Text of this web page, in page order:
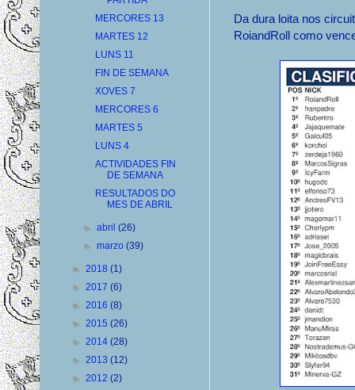
Da dura loita nos
RoiandRoll como
MERCORES 13
MARTES 12
LUNS 11
FIN DE SEMANA
XOVES 7
MERCORES 6
MARTES 5
LUNS 4
ACTIVIDADES FIN
DE SEMANA
RESULTADOS DO
MES DE ABRIL
►abril(26)
►marzo(39)
► 2018 (1)
► 2017 (6)
► 2016 (8)
► 2015 (26)
► 2014 (28)
► 2013 (12)
► 2012 (2)